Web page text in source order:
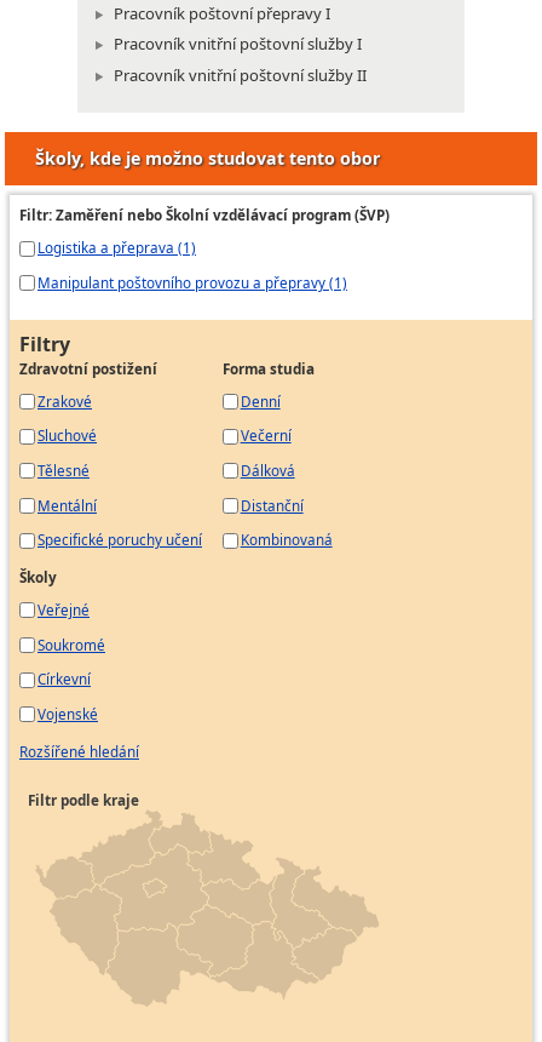
Pracovník poštovní přepravy I
Pracovník vnitřní poštovní služby I
Pracovník vnitřní poštovní služby II
Školy, kde je možno studovat tento obor
Filtr: Zaměření nebo Školní vzdělávací program (ŠVP)
Logistika a přeprava (1)
Manipulant poštovního provozu a přepravy (1)
Filtry
Zdravotní postižení
Zrakové
Sluchové
Tělesné
Mentální
Specifické poruchy učení
Forma studia
Denní
Večerní
Dálková
Distanční
Kombinovaná
Školy
Veřejné
Soukromé
Církevní
Vojenské
Rozšířené hledání
Filtr podle kraje